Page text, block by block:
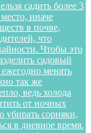
садить более 3
иначе
в почве,
что
Чтобы это
садовый
ежегодно менять
так же
ведь холода
от ночных
убирать сорняки,
в дневное время.